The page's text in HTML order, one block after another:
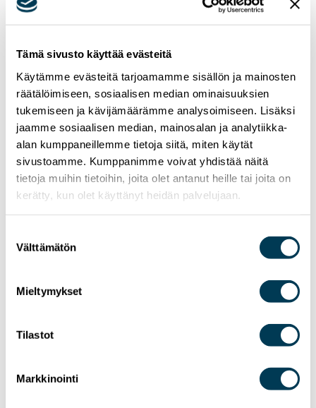
Tämä sivusto käyttää evästeitä
Käytämme evästeitä tarjoamamme sisällön ja mainosten
räätälöimiseen, sosiaalisen median ominaisuuksien
tukemiseen ja kävijämäärämme analysoimiseen. Lisäksi
jaamme sosiaalisen median, mainosalan ja analytiikka-
alan kumppaneillemme tietoja siitä, miten käytät
sivustoamme. Kumppanimme voivat yhdistää näitä
tietoja muihin tietoihin, joita olet antanut heille tai joita on
kerätty, kun olet käyttänyt heidän palvelujaan.
valinta
Välttämätön
Mieltymykset
Tilastot
Markkinointi
14.1.2026 TAPAHTUMATUUTISET
Puolustusteknologia ja data –
puolustusaiheinen keskustelutilaisuus